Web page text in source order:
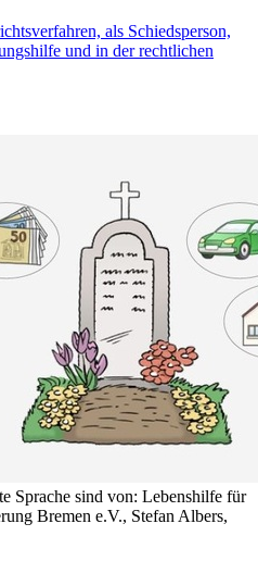
als Schiedsperson,
und in der rechtlichen
Sprache sind von: Lebenshilfe für
Bremen e.V., Stefan Albers,